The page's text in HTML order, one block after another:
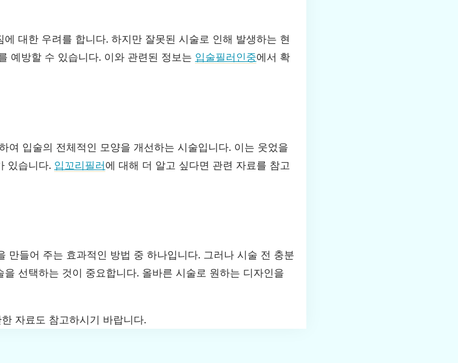
대한 우려를 합니다. 하지만 잘못된 시술로 인해 발생하는 현
예방할 수 있습니다. 이와 관련된 정보는 입술필러인중에서 확
여 입술의 전체적인 모양을 개선하는 시술입니다. 이는 웃었을
있습니다. 입꼬리필러에 대해 더 알고 싶다면 관련 자료를 참고
만들어 주는 효과적인 방법 중 하나입니다. 그러나 시술 전 충분
선택하는 것이 중요합니다. 올바른 시술로 원하는 디자인을
자료도 참고하시기 바랍니다.